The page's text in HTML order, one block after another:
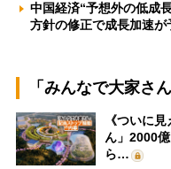
中国経済“予想外の低成
方針の修正で成長加速
「みんなで大家さ
《ついに
ん」2000
ら…